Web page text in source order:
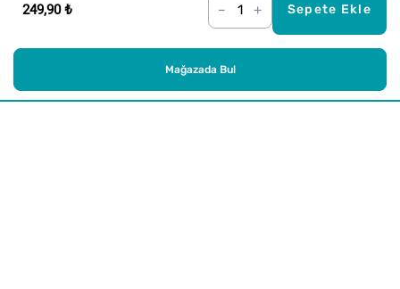
249,90 ₺ – + Sepete Ekle
Mağazada Bul